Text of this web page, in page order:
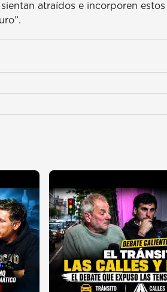
atraídos e incorporen estos